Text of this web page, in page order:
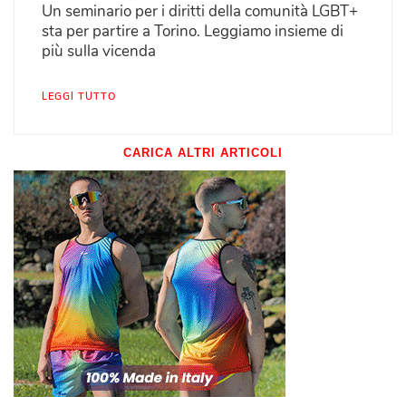
Un seminario per i diritti della comunità LGBT+
sta per partire a Torino. Leggiamo insieme di
più sulla vicenda
LEGGI TUTTO
CARICA ALTRI ARTICOLI